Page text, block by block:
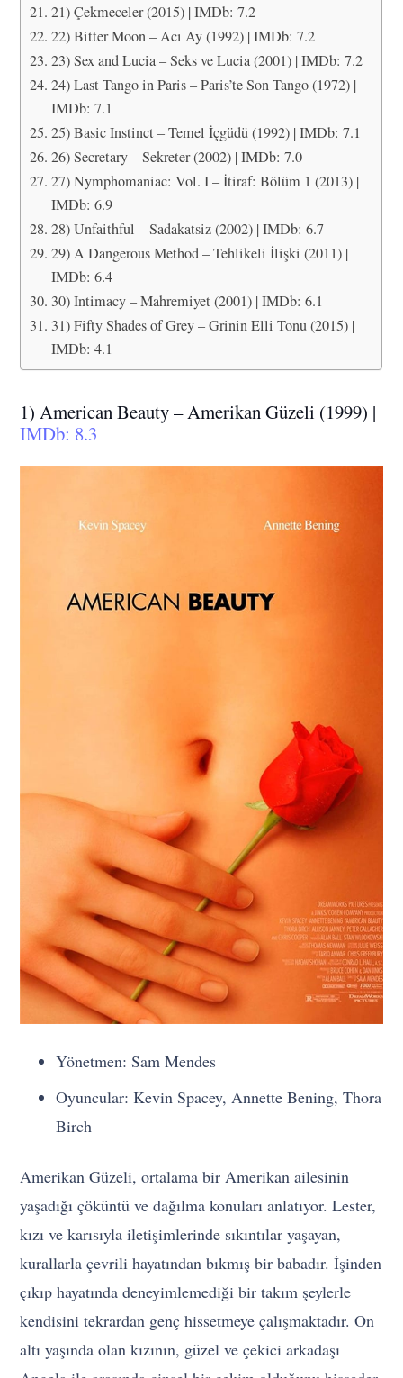
21) Çekmeceler (2015) | IMDb: 7.2
22) Bitter Moon – Acı Ay (1992) | IMDb: 7.2
23) Sex and Lucia – Seks ve Lucia (2001) | IMDb: 7.2
24) Last Tango in Paris – Paris’te Son Tango (1972) |
IMDb: 7.1
25) Basic Instinct – Temel İçgüdü (1992) | IMDb: 7.1
26) Secretary – Sekreter (2002) | IMDb: 7.0
27) Nymphomaniac: Vol. I – İtiraf: Bölüm 1 (2013) |
IMDb: 6.9
28) Unfaithful – Sadakatsiz (2002) | IMDb: 6.7
29) A Dangerous Method – Tehlikeli İlişki (2011) |
IMDb: 6.4
30) Intimacy – Mahremiyet (2001) | IMDb: 6.1
31) Fifty Shades of Grey – Grinin Elli Tonu (2015) |
IMDb: 4.1
1) American Beauty – Amerikan Güzeli (1999) |
IMDb: 8.3
Yönetmen: Sam Mendes
Oyuncular: Kevin Spacey, Annette Bening, Thora
Birch
Amerikan Güzeli, ortalama bir Amerikan ailesinin
yaşadığı çöküntü ve dağılma konuları anlatıyor. Lester,
kızı ve karısıyla iletişimlerinde sıkıntılar yaşayan,
kurallarla çevrili hayatından bıkmış bir babadır. İşinden
çıkıp hayatında deneyimlemediği bir takım şeylerle
kendisini tekrardan genç hissetmeye çalışmaktadır. On
altı yaşında olan kızının, güzel ve çekici arkadaşı